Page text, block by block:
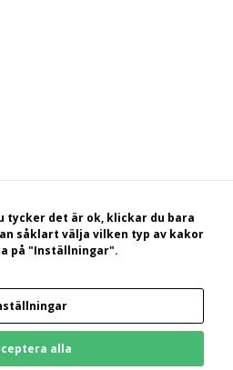
• Byggt med
Hotell, konferens och vandrarhem Hudiksvall
| 0650-822 33 | 070-660 55 60 |
tycker det är ok, klickar du bara
såklart välja vilken typ av kakor
på "Inställningar".
alla